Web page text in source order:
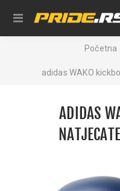
Početna
adidas WAKO
ADIDAS